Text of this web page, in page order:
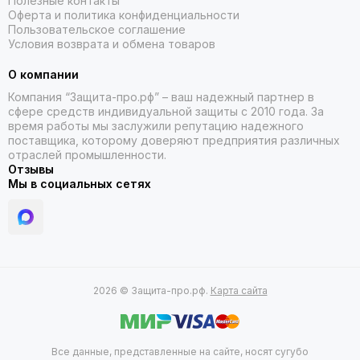
Хранить в сухом помещении
Избегать воздействия прямых солнечных лучей
Защищать от воздействия агрессивных химических
веществ
Респиратор Росток 3Т является надежным решением для
защиты органов дыхания в различных производственных
качеству исполнения, он обеспечивает комфорт при
специфику выполняемых работ и концентрацию вредных
защиты следует соблюдать правила использования и
Оферта и политика конфиденциальности
Пользовательское соглашение
Условия возврата и обмена товаров
О компании
Компания “Защита-про.рф” – ваш надежный партнер в
сфере средств индивидуальной защиты с 2010 года. За
время работы мы заслужили репутацию надежного
поставщика, которому доверяют предприятия различных
отраслей промышленности.
Отзывы
Мы в социальных сетях
2026 © Защита-про.рф. Карта сайта
Все данные, представленные на сайте, носят сугубо